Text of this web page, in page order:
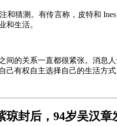
和猜测。有传言称，皮特和
和生活。
的关系一直都很紧张。消
有权自主选择自己的生活方式
封后，94岁吴汉章